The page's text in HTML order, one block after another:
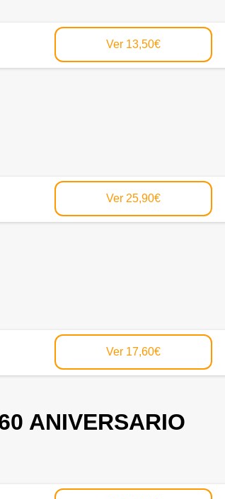
Ver 13,50€
Ver 25,90€
Ver 17,60€
ANIVERSARIO